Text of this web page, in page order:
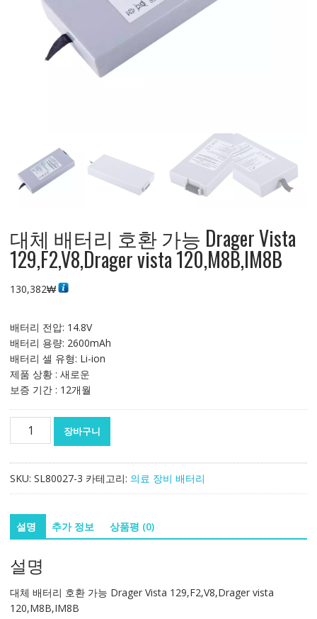
대체 배터리 호환 가능 Drager Vista
129,F2,V8,Drager vista 120,M8B,IM8B
130,382₩
배터리 전압: 14.8V
배터리 용량: 2600mAh
배터리 셀 유형: Li-ion
제품 상황 : 새로운
보증 기간 : 12개월
리
환
가
Drager
129,F2,V8,Drager
vista
장바구니
SKU: SL80027-3 카테고리: 의료 장비 배터리
설명 추가 정보 상품평 (0)
설명
대체 배터리 호환 가능 Drager Vista 129,F2,V8,Drager vista
120,M8B,IM8B